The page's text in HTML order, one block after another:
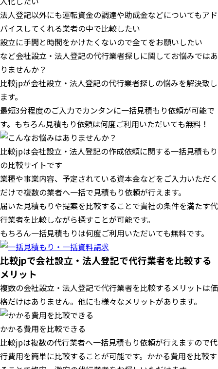
法人登記以外にも運転資金の調達や助成金などについてもアド
バイスしてくれる業者の中で比較したい
設立に手間と時間をかけたくないので全てをお願いしたい
など会社設立・法人登記の代行業者探しに関してお悩みではあ
りませんか？
比較jpが会社設立・法人登記の代行業者探しの悩みを解決致し
ます。
最短3分程度のご入力でカンタンに一括見積もり依頼が可能で
す。もちろん見積もり依頼は何度ご利用いただいても無料！
比較jpは会社設立・法人登記の作成依頼に関する一括見積もり
の比較サイトです
業種や事業内容、予定されている資本金などをご入力いただく
だけで複数の業者へ一括で見積もり依頼が行えます。
届いた見積もりや提案を比較することで貴社の条件を満たす代
行業者を比較しながら探すことが可能です。
もちろん一括見積もりは何度ご利用いただいても無料です。
比較jpで会社設立・法人登記で代行業者を比較する
メリット
複数の会社設立・法人登記で代行業者を比較するメリットは価
格だけはありません。他にも様々なメリットがあります。
かかる費用を比較できる
比較jpは複数の代行業者へ一括見積もり依頼が行えますので代
行費用を簡単に比較することが可能です。かかる費用を比較す